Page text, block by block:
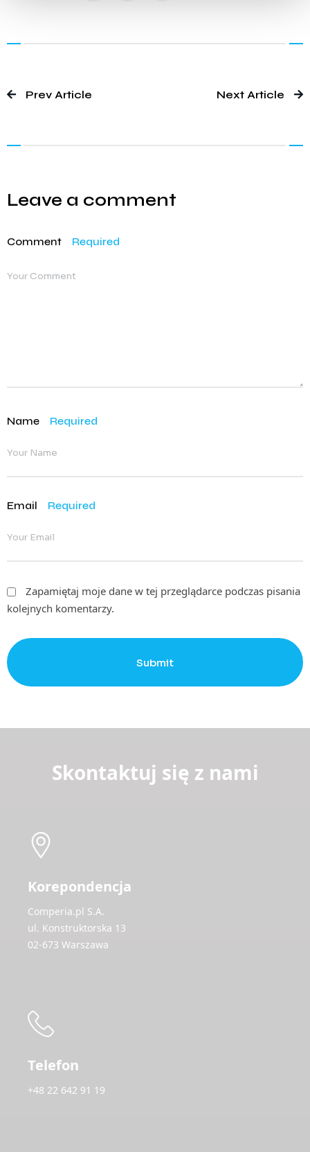
Prev Article Next Article
Leave a comment
Comment Required
Name Required
Email Required
Zapamiętaj moje dane w tej przeglądarce podczas pisania
kolejnych komentarzy.
Submit
Skontaktuj się z nami
Korepondencja
Comperia.pl S.A.
ul. Konstruktorska 13
02-673 Warszawa
Telefon
+48 22 642 91 19